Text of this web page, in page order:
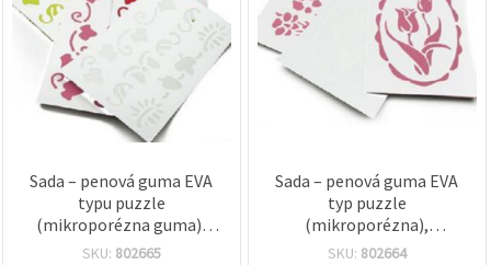
Sada – penová guma EVA
typu puzzle
(mikroporézna guma),
obojstranná, s plastovou
SKU: 802665
Sada – penová guma EVA
typ puzzle
(mikroporézna),
obojstranná, s plastovou
SKU: 802664